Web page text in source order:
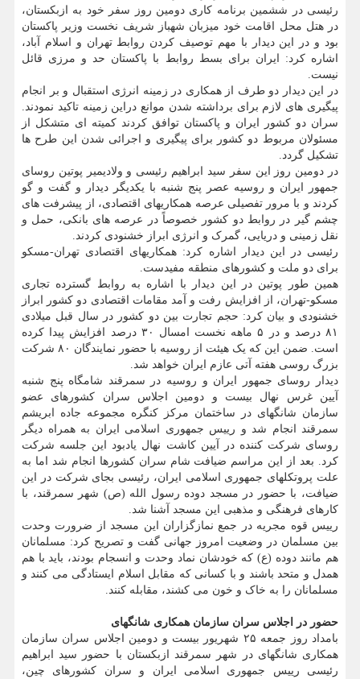
رئیسی در ششمین برنامه کاری دومین روز سفر خود به ازبکستان،
در هتل محل اقامت خود میزبان شهباز شریف نخست وزیر پاکستان
بود و در این دیدار با مهم توصیف کردن روابط تهران و اسلام آباد،
اشاره کرد: ایران برای بسط روابط با پاکستان حد و مرزی قائل
نیست.
در این دیدار دو طرف از همکاری در زمینه انرژی استقبال و بر انجام
پیگیری های لازم برای برداشته شدن موانع دراین زمینه تاکید نمودند.
سران دو کشور ایران و پاکستان توافق کردند کمیته ای متشکل از
مسئولان مربوط دو کشور برای پیگیری و اجرائی شدن این طرح ها
تشکیل گردد.
در دومین روز این سفر سید ابراهیم رئیسی و ولادیمیر پوتین روسای
جمهور ایران و روسیه عصر پنج شنبه با یکدیگر دیدار و گفت و گو
کردند و با مرور تفصیلی عرصه همکاریهای اقتصادی، از پیشرفت های
چشم گیر در روابط دو کشور خصوصاً در عرصه های بانکی، حمل و
نقل زمینی و دریایی، گمرک و انرژی ابراز خشنودی کردند.
رئیسی در این دیدار اشاره کرد: همکاریهای اقتصادی تهران-مسکو
برای دو ملت و کشورهای منطقه مفیدست.
همین طور پوتین در این دیدار با اشاره به روابط گسترده تجاری
مسکو-تهران، از افزایش رفت و آمد مقامات اقتصادی دو کشور ابراز
خشنودی و بیان کرد: حجم تجارت بین دو کشور در سال قبل میلادی
۸۱ درصد و در ۵ ماهه نخست امسال ۳۰ درصد افزایش پیدا کرده
است. ضمن این که یک هیئت از روسیه با حضور نمایندگان ۸۰ شرکت
بزرگ روسی هفته آتی عازم ایران خواهد شد.
دیدار روسای جمهور ایران و روسیه در سمرقند شامگاه پنج شنبه
آیین غرس نهال بیست و دومین اجلاس سران کشورهای عضو
سازمان شانگهای در ساختمان مرکز کنگره مجموعه جاده ابریشم
سمرقند انجام شد و رییس جمهوری اسلامی ایران به همراه دیگر
روسای شرکت کننده در آیین کاشت نهال یادبود این جلسه شرکت
کرد. بعد از این مراسم ضیافت شام سران کشورها انجام شد اما به
علت پروتکلهای جمهوری اسلامی ایران، رئیسی بجای شرکت در این
ضیافت، با حضور در مسجد دوده رسول الله (ص) شهر سمرقند، با
کارهای فرهنگی و مذهبی این مسجد آشنا شد.
رییس قوه مجریه در جمع نمازگزاران این مسجد از ضرورت وحدت
بین مسلمان در وضعیت امروز جهانی گفت و تصریح کرد: مسلمانان
هم مانند دوده (ع) که خودشان نماد وحدت و انسجام بودند، باید با هم
همدل و متحد باشند و با کسانی که مقابل اسلام ایستادگی می کنند و
مسلمانان را به خاک و خون می کشند، مقابله کنند.
حضور در اجلاس سران سازمان همکاری شانگهای
بامداد روز جمعه ۲۵ شهریور بیست و دومین اجلاس سران سازمان
همکاری شانگهای در شهر سمرقند ازبکستان با حضور سید ابراهیم
رئیسی رییس جمهوری اسلامی ایران و سران کشورهای چین،